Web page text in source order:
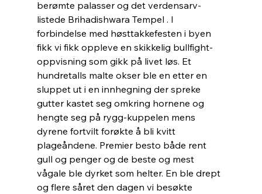
berømte palasser og det verdensarv-
listede Brihadishwara Tempel . I
forbindelse med høsttakkefesten i byen
fikk vi fikk oppleve en skikkelig bullfight-
oppvisning som gikk på livet løs. Et
hundretalls malte okser ble en etter en
sluppet ut i en innhegning der spreke
gutter kastet seg omkring hornene og
hengte seg på rygg-kuppelen mens
dyrene fortvilt forøkte å bli kvitt
plageåndene. Premier besto både rent
gull og penger og de beste og mest
vågale ble dyrket som helter. En ble drept
og flere såret den dagen vi besøkte